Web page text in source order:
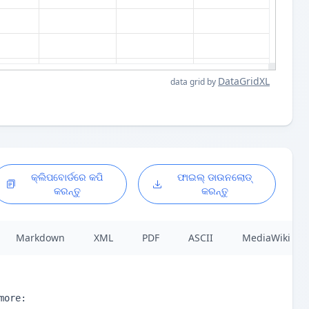
data grid by DataGridXL
କ୍ଲିପବୋର୍ଡରେ କପି
କରନ୍ତୁ
ଫାଇଲ୍ ଡାଉନଲୋଡ୍
କରନ୍ତୁ
Markdown XML PDF ASCII MediaWiki